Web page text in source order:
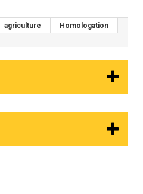
agriculture
Homologation